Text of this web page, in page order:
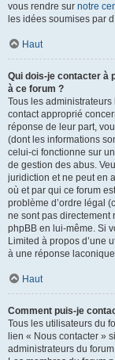
vous rendre sur notre
les idées soumises par
Haut
Qui dois-je contacter à
à ce forum ?
Tous les
contact approprié
réponse de leur part,
(dont les informations
celui-ci fonctionne sur
de gestion des abus.
juridiction et ne peut en
où et par qui ce forum
problème d’ordre légal
ne sont pas directement
phpBB en lui-même. Si
Limited à propos d’une
à une réponse
Haut
Comment puis-je
Tous les utilisateurs du
lien « Nous contacter »
administrateurs du